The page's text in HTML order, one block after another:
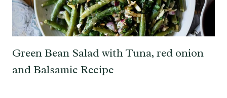
Green Bean Salad with Tuna, red onion
and Balsamic Recipe